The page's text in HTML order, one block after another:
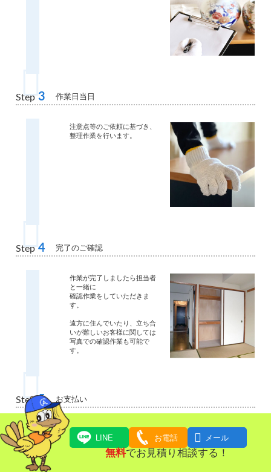
Step 3 作業日当日
注意点等のご依頼に基づき、
整理作業を行います。
Step 4 完了のご確認
作業が完了しましたら担当者
と一緒に
確認作業をしていただきま
す。
遠方に住んでいたり、立ち合
いが難しいお客様に関しては
写真での確認作業も可能で
す。
Step 5 お支払い
ご請求金額をお支払いいただ
きます。 LINE お電話  メール
無料でお見積り相談する！